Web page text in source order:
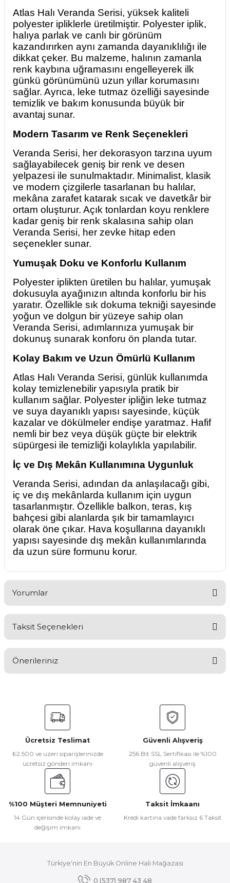
Atlas Halı Veranda Serisi, yüksek kaliteli
polyester ipliklerle üretilmiştir. Polyester iplik,
halıya parlak ve canlı bir görünüm
kazandırırken aynı zamanda dayanıklılığı ile
dikkat çeker. Bu malzeme, halının zamanla
renk kaybına uğramasını engelleyerek ilk
günkü görünümünü uzun yıllar korumasını
sağlar. Ayrıca, leke tutmaz özelliği sayesinde
temizlik ve bakım konusunda büyük bir
avantaj sunar.
Modern Tasarım ve Renk Seçenekleri
Veranda Serisi, her dekorasyon tarzına uyum
sağlayabilecek geniş bir renk ve desen
yelpazesi ile sunulmaktadır. Minimalist, klasik
ve modern çizgilerle tasarlanan bu halılar,
mekâna zarafet katarak sıcak ve davetkâr bir
ortam oluşturur. Açık tonlardan koyu renklere
kadar geniş bir renk skalasına sahip olan
Veranda Serisi, her zevke hitap eden
seçenekler sunar.
Yumuşak Doku ve Konforlu Kullanım
Polyester iplikten üretilen bu halılar, yumuşak
dokusuyla ayağınızın altında konforlu bir his
yaratır. Özellikle sık dokuma tekniği sayesinde
yoğun ve dolgun bir yüzeye sahip olan
Veranda Serisi, adımlarınıza yumuşak bir
dokunuş sunarak konforu ön planda tutar.
Kolay Bakım ve Uzun Ömürlü Kullanım
Atlas Halı Veranda Serisi, günlük kullanımda
kolay temizlenebilir yapısıyla pratik bir
kullanım sağlar. Polyester ipliğin leke tutmaz
ve suya dayanıklı yapısı sayesinde, küçük
kazalar ve dökülmeler endişe yaratmaz. Hafif
nemli bir bez veya düşük güçte bir elektrik
süpürgesi ile temizliği kolaylıkla yapılabilir.
İç ve Dış Mekân Kullanımına Uygunluk
Veranda Serisi, adından da anlaşılacağı gibi,
iç ve dış mekânlarda kullanım için uygun
tasarlanmıştır. Özellikle balkon, teras, kış
bahçesi gibi alanlarda şık bir tamamlayıcı
olarak öne çıkar. Hava koşullarına dayanıklı
yapısı sayesinde dış mekân kullanımlarında
da uzun süre formunu korur.
Yorumlar
Yorum Yaz
Taksit Seçenekleri
Önerileriniz
konularda yetersiz gördüğünüz noktaları öneri formunu
kullanarak tarafımıza iletebilirsiniz.
Görüş ve önerileriniz için teşekkür ederiz.
Ürün resmi kalitesiz, bozuk veya görüntülenemiyor.
Ürün açıklamasında eksik bilgiler bulunuyor.
Ürün bilgilerinde hatalar bulunuyor.
Ürün fiyatı diğer sitelerden daha pahalı.
Gönder
Ücretsiz Teslimat
₺2.500 ve üzeri siparişlerinizde
ücretsiz gönderi imkanı
Güvenli Alışveriş
256 Bit SSL Sertifikası ile %100
güvenli alışveriş
%100 Müşteri Memnuniyeti
14 Gün içerisinde kolay iade ve
değişim imkanı
Taksit İmkaanı
Kredi kartına vade farksız 6 Taksit
Türkiye'nin En Büyük Online Halı Mağazası
0 (537) 987 43 48